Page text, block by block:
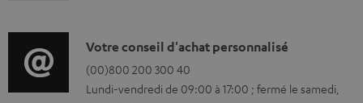
g
e
t
i
o
r
m
D
é
t
Votre conseil d'achat personnalisé
(00)800 200 300 40
Lundi-vendredi de 09:00 à 17:00 ; fermé le samedi,